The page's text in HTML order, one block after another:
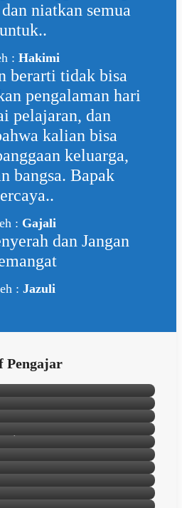
niatkan semua
untuk..
: Hakimi
berarti tidak bisa
pengalaman hari
pelajaran, dan
kalian bisa
keluarga,
bangsa. Bapak
: Gajali
dan Jangan
: Jazuli
Pengajar